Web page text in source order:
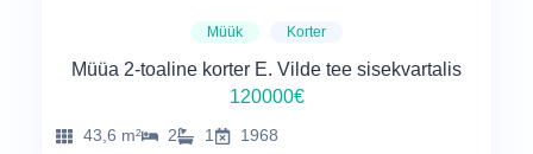
Müük Korter
Müüa 2-toaline korter E. Vilde tee sisekvartalis
120000€
43,6 m² 2 1 1968